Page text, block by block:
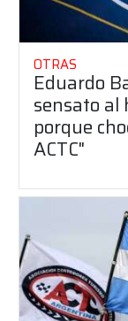
OTRAS
Eduardo
sensato al
porque
ACTC"